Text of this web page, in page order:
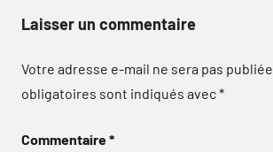
Laisser un commentaire
Votre adresse e-mail ne sera pas publiée.
obligatoires sont indiqués avec*
Commentaire*